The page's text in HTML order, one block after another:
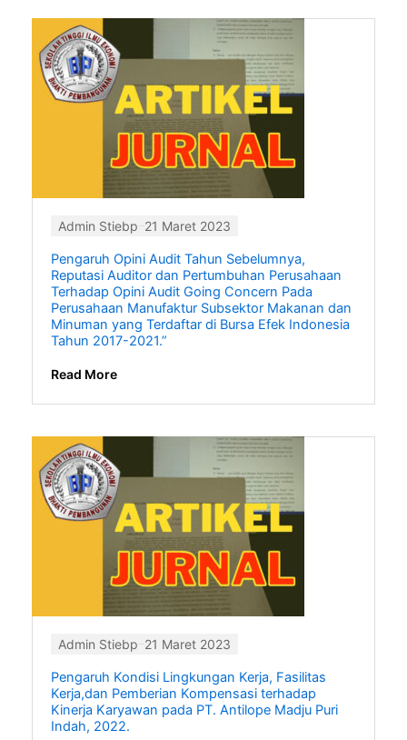
Admin Stiebp 21 Maret 2023
Pengaruh Opini Audit Tahun Sebelumnya,
Reputasi Auditor dan Pertumbuhan Perusahaan
Terhadap Opini Audit Going Concern Pada
Perusahaan Manufaktur Subsektor Makanan dan
Minuman yang Terdaftar di Bursa Efek Indonesia
Tahun 2017-2021.”
Read More
Admin Stiebp 21 Maret 2023
Pengaruh Kondisi Lingkungan Kerja, Fasilitas
Kerja,dan Pemberian Kompensasi terhadap
Kinerja Karyawan pada PT. Antilope Madju Puri
Indah, 2022.